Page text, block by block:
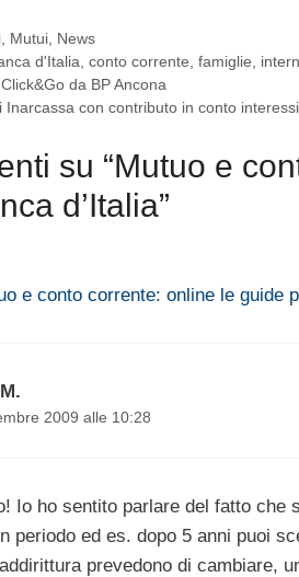
Mutui News
d'Italia ,conto corrente ,famiglie
da BP Ancona
Inarcassa con contributo in conto interessi
su “Mutuo e
d’Italia”
e conto corrente: online le guide
2009 alle 10:28
Io ho sentito parlare del fatto
periodo ed es. dopo 5 anni puoi
prevedono di cambiare,